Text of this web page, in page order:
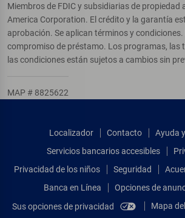
Miembros de FDIC y subsidiarias de propiedad
America Corporation. El crédito y la garantía
aprobación. Se aplican términos y condiciones.
compromiso de préstamo. Los programas, las
las condiciones están sujetos a cambios sin
MAP # 8825622
Localizador Contacto
Ayuda
Servicios bancarios accesibles
Privacidad de los niños
Seguridad
Banca en Línea
Opciones de
Sus opciones de privacidad
Mapa